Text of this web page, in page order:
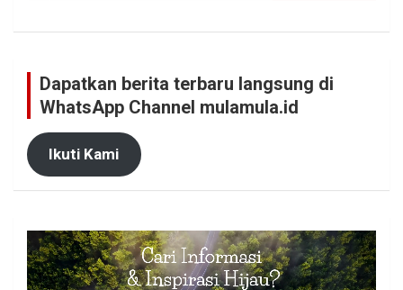
Dapatkan berita terbaru langsung di
WhatsApp Channel mulamula.id
Ikuti Kami